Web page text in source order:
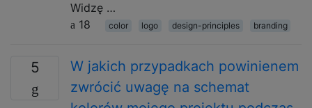
Widzę …
18
color logo design-principles branding
5
W jakich przypadkach powinienem
zwrócić uwagę na schemat